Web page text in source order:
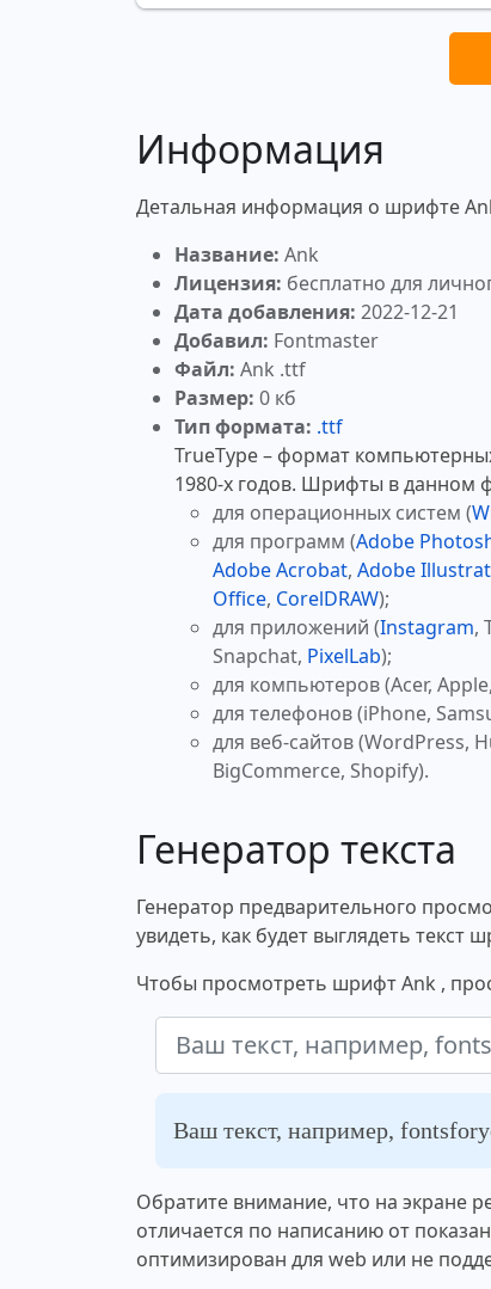
Информация
Детальная информация о шрифте
Название: Ank
Лицензия: бесплатно для
Дата добавления: 2022-12-21
Добавил: Fontmaster
Файл: Ank .ttf
Размер: 0 кб
Тип формата: .ttf
TrueType – формат
1980-х годов. Шрифты в данном
для операционных систем (
для программ (Adobe
Adobe Acrobat, Adobe
Office, CorelDRAW);
для приложений (Instagram,
Snapchat, PixelLab);
для компьютеров (Acer,
для телефонов (iPhone,
для веб-сайтов (WordPress,
BigCommerce, Shopify).
Генератор текста
Генератор предварительного
увидеть, как будет выглядеть текст
Чтобы просмотреть шрифт Ank ,
Ваш текст, например,
Обратите внимание, что на экране
отличается по написанию от
оптимизирован для web или не